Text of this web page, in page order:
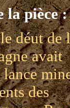
la pièce :
déut de
avait
des